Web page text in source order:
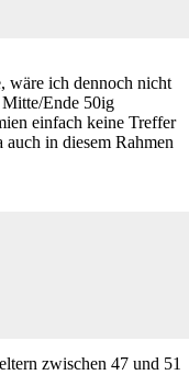
wäre ich dennoch nicht
Ende 50ig
einfach keine Treffer
in diesem Rahmen
zwischen 47 und 51